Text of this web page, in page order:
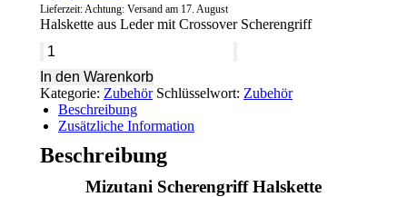
Lieferzeit: Achtung: Versand am 17. August
Halskette aus Leder mit Crossover Scherengriff
Mizutani
Halskette
-
Mizutani
Friseurscheren
Menge
In den Warenkorb
Kategorie: Zubehör Schlüsselwort: Zubehör
Beschreibung
Zusätzliche Information
Beschreibung
Mizutani Scherengriff Halskette